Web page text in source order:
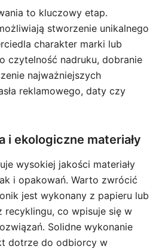
to kluczowy etap.
stworzenie unikalnego
charakter marki lub
czytelność nadruku, dobranie
najważniejszych
reklamowego, daty czy
i ekologiczne materiały
wysokiej jakości materiały
i opakowań. Warto zwrócić
jest wykonany z papieru lub
co wpisuje się w
Solidne wykonanie
dotrze do odbiorcy w